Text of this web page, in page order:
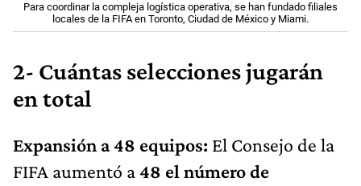
Para coordinar la compleja logística operativa, se han fundado filiales
locales de la FIFA en Toronto, Ciudad de México y Miami.
2- Cuántas selecciones jugarán
en total
Expansión a 48 equipos: El Consejo de la
FIFA aumentó a48 el número de